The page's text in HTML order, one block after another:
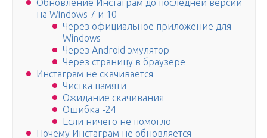
Обновление Инстаграм до последней версии
на Windows 7 и 10
Через официальное приложение для
Windows
Через Android эмулятор
Через страницу в браузере
Инстаграм не скачивается
Чистка памяти
Ожидание скачивания
Ошибка -24
Если ничего не помогло
Почему Инстаграм не обновляется